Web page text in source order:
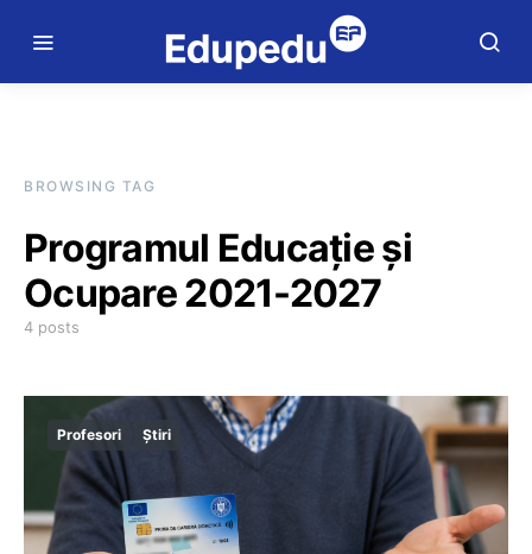
BROWSING TAG
Programul Educație și
Ocupare 2021-2027
4 posts
Profesori Știri